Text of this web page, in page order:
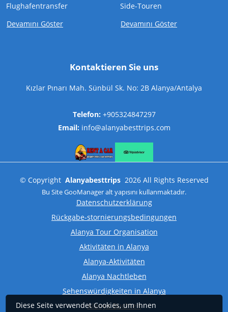
Flughafentransfer
Devamını Göster
Side-Touren
Devamını Göster
Kontaktieren Sie uns
Kızlar Pınarı Mah. Sünbül Sk. No: 2B Alanya/Antalya
Telefon: +905324847297
Email: info@alanyabesttrips.com
© Copyright Alanyabesttrips 2026 All Rights Reserved
Bu SiteGooManageralt yapısını kullanmaktadır.
Datenschutzerklärung
Rückgabe-stornierungsbedingungen
Alanya Tour Organisation
Aktivitäten in Alanya
Alanya-Aktivitäten
Alanya Nachtleben
Sehenswürdigkeiten in Alanya
Alanya Buchten
Diese Seite verwendet Cookies, um Ihnen